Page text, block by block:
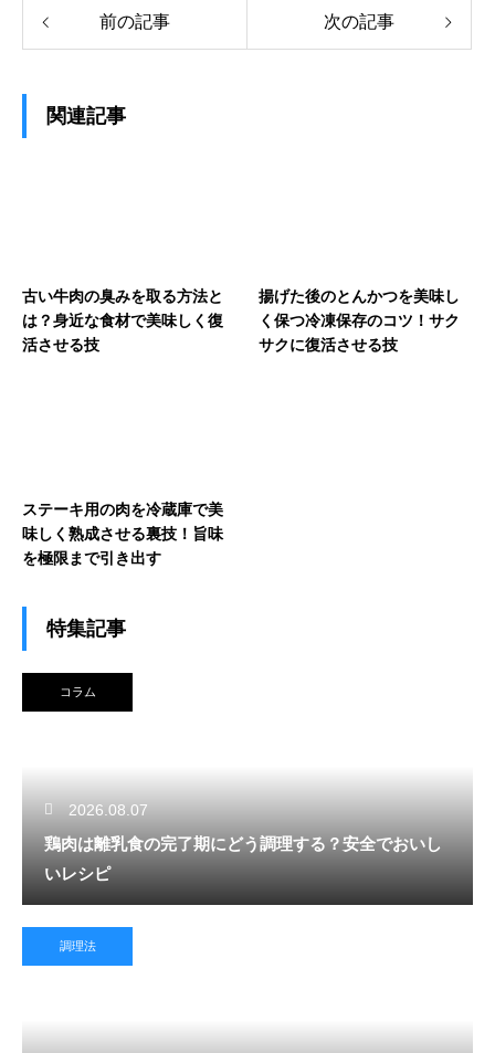
前の記事 次の記事
関連記事
古い牛肉の臭みを取る方法と
は？身近な食材で美味しく復
活させる技
揚げた後のとんかつを美味し
く保つ冷凍保存のコツ！サク
サクに復活させる技
ステーキ用の肉を冷蔵庫で美
味しく熟成させる裏技！旨味
を極限まで引き出す
特集記事
コラム
2026.08.07
鶏肉は離乳食の完了期にどう調理する？安全でおいし
いレシピ
調理法